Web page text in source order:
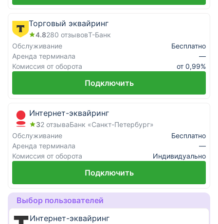
Онлайн-заявка на ВЭД
Онлайн-заявка на кредит для бизнеса
Онлайн-заявка на лизинг
Статьи о бизнесе
Каталог банков
Торговый эквайринг
4.8280 отзывовТ-Банк
Обслуживание
Бесплатно
Аренда терминала
—
Комиссия от оборота
от 0,99%
Подключить
Интернет-эквайринг
32 отзываБанк «Санкт-Петербург»
Обслуживание
Бесплатно
Аренда терминала
—
Комиссия от оборота
Индивидуально
Подключить
Выбор пользователей
Интернет-эквайринг